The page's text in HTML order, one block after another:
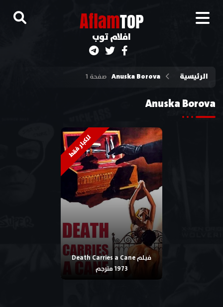
AflamTOP
افلام توب
الرئيسية Anuska Borova صفحة 1
Anuska Borova
للكبار فقط
فيلم Death Carries a Cane
1973 مترجم